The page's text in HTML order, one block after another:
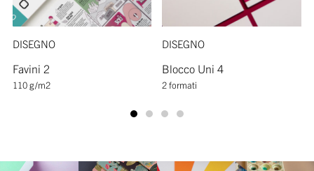
DISEGNO
Favini 2
110 g/m2
DISEGNO
Blocco Uni 4
2 formati